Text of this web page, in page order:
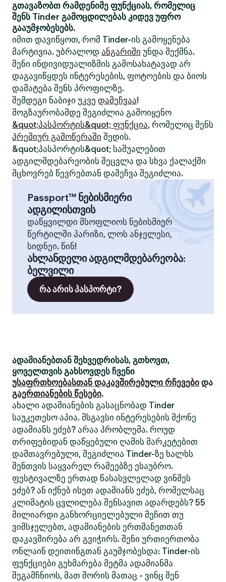
გთავაზობთ რამდენიმე ფუნქციას, რომელიც
შენს Tinder გამოცდილებას კიდევ უფრო
გააუმჯობესებს.
იმით დავიწყოთ, რომ Tinder-ის გამოყენება
მარტივია. უბრალოდ ანგარიში უნდა შექმნა.
შენი ინდივიდუალიზმის გამოსახატავად არ
დაგავიწყდეს ინტერესების, ფოტოების და ბიოს
დამატება შენს პროფილზე.
შემდეგი ნაბიჯი უკვე დამეჩვაა!
მოგზაურობამდე შეგიძლია გამოიყენო
&quot;პასპორტის&quot; ფუნქცია, რომელიც შენს
პრემიურ გამოწერაში შედის.
&quot;პასპორტის&quot; საშუალებით
ადგილმდებარეობის შეცვლა და სხვა ქალაქში
მცხოვრებ წევრებთან დამეჩვა შეგიძლია.
Passport™ ნებისმიერი
ადგილისთვის
დაწყვილდი მსოფლიოს ნებისმიერ
წერტილში პარიზი, ლოს ანჯელესი,
სიდნეი. წინ!
ახლანდელი ადგილმდებარეობა:
ბელვილი
რა არის პასპორტი?
ადამიანებთან შეხვედრისას, გთხოვთ,
ყოველთვის გახსოვდეს ჩვენი
უსაფრთხოებასთან დაკავშირებული რჩევები და
გაერთიანების წესები.
ახალი ადამიანების გასაცნობად Tinder
საუკეთესო აპია. მსგავსი ინტერესების მქონე
ადამიანს ეძებ? არაა პრობლემა. როუდ
თრიფებიდან დაწყებული ღამის მარკეტებით
დამთავრებული, შეგიძლია Tinder-ზე ხალხს
შენთვის საყვარელ რამეებზე ესაუბრო.
ფესტივალზე ერთად წასასვლელად ვინმეს
ეძებ? ან იქნებ ისეთ ადამიანს ეძებ, რომელსაც
კლიმატის ცვლილება შენსავით ადარდებს? 55
მილიარდი განხორციელებული მეჩით თუ
ვიმსჯელებთ, ადამიანების ერთმანეთთან
დაკავშირება არ გვიჭირს. შენი ურთიერთობა
ონლაინ დეითინგთან გაუმჯობესდა: Tinder-ის
ფუნქციები გეხმარება მეტმა ადამიანმა
შეგამჩნიოს, მათ შორის მათაც - ვინც შენ